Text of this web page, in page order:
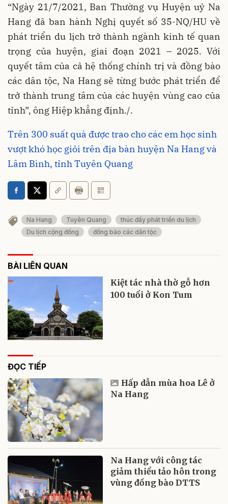
“Ngày 21/7/2021, Ban Thường vụ Huyện uỷ Na
Hang đã ban hành Nghị quyết số 35-NQ/HU về
phát triển du lịch trở thành ngành kinh tế quan
trọng của huyện, giai đoạn 2021 – 2025. Với
quyết tâm của cả hệ thống chính trị và đồng bào
các dân tộc, Na Hang sẽ từng bước phát triển để
trở thành trung tâm của các huyện vùng cao của
tỉnh”, ông Hiệp khẳng định./.
Trên 300 suất quà được trao cho các em học sinh
vượt khó học giỏi trên địa bàn huyện Na Hang và
Lâm Bình, tỉnh Tuyên Quang
Na Hang Tuyên Quang
thúc đẩy phát triển du lịch
Du lịch cộng đồng
đồng bào các dân tộc
BÀI LIÊN QUAN
Kiệt tác nhà thờ gỗ hơn
100 tuổi ở Kon Tum
ĐỌC TIẾP
Hấp dẫn mùa hoa Lê ở
Na Hang
Na Hang với công tác
giảm thiểu tảo hôn trong
vùng đồng bào DTTS